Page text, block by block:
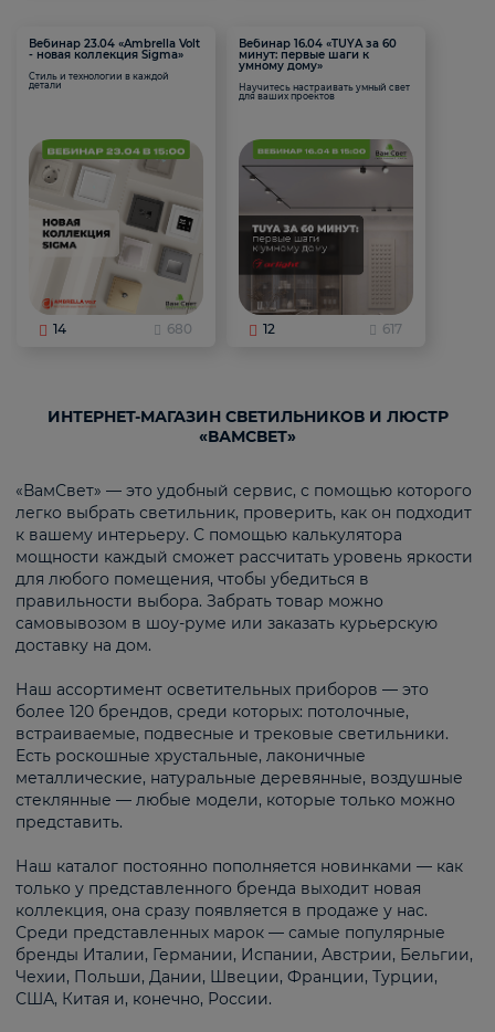
Вебинар 23.04 «Ambrella Volt
- новая коллекция Sigma»
Стиль и технологии в каждой
детали
14 680
Вебинар 16.04 «TUYA за 60
минут: первые шаги к
умному дому»
Научитесь настраивать умный свет
для ваших проектов
12 617
ИНТЕРНЕТ-МАГАЗИН СВЕТИЛЬНИКОВ И ЛЮСТР
«ВАМСВЕТ»
«ВамСвет» — это удобный сервис, с помощью которого
легко выбрать светильник, проверить, как он подходит
к вашему интерьеру. С помощью калькулятора
мощности каждый сможет рассчитать уровень яркости
для любого помещения, чтобы убедиться в
правильности выбора. Забрать товар можно
самовывозом в шоу-руме или заказать курьерскую
доставку на дом.
Наш ассортимент осветительных приборов — это
более 120 брендов, среди которых: потолочные,
встраиваемые, подвесные и трековые светильники.
Есть роскошные хрустальные, лаконичные
металлические, натуральные деревянные, воздушные
стеклянные — любые модели, которые только можно
представить.
Наш каталог постоянно пополняется новинками — как
только у представленного бренда выходит новая
коллекция, она сразу появляется в продаже у нас.
Среди представленных марок — самые популярные
бренды Италии, Германии, Испании, Австрии, Бельгии,
Чехии, Польши, Дании, Швеции, Франции, Турции,
США, Китая и, конечно, России.